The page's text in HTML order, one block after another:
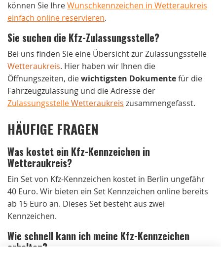
können Sie IhreWunschkennzeichen in Wetteraukreis
einfach online reservieren.
Sie suchen die Kfz-Zulassungsstelle?
Bei uns finden Sie eine Übersicht zur Zulassungsstelle
Wetteraukreis. Hier haben wir Ihnen die
Öffnungszeiten, diewichtigsten Dokumentefür die
Fahrzeugzulassung und die Adresse der
ZulassungsstelleWetteraukreis zusammengefasst.
HÄUFIGE FRAGEN
Was kostet ein Kfz-Kennzeichen in
Wetteraukreis?
Ein Set von Kfz-Kennzeichen kostet in Berlin ungefähr
40 Euro. Wir bieten ein Set Kennzeichen online bereits
ab 15 Euro an. Dieses Set besteht aus zwei
Kennzeichen.
Wie schnell kann ich meine Kfz-Kennzeichen
erhalten?